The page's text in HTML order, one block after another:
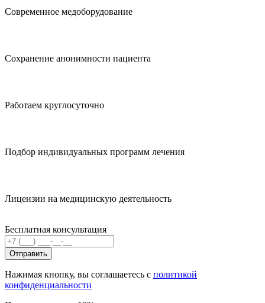
Современное медоборудование
Сохранение анонимности пациента
Работаем круглосуточно
Подбор индивидуальных программ лечения
Лицензии на медицинскую деятельность
Бесплатная консультация
Отправить
Нажимая кнопку, вы соглашаетесь с политикой
конфиденциальности